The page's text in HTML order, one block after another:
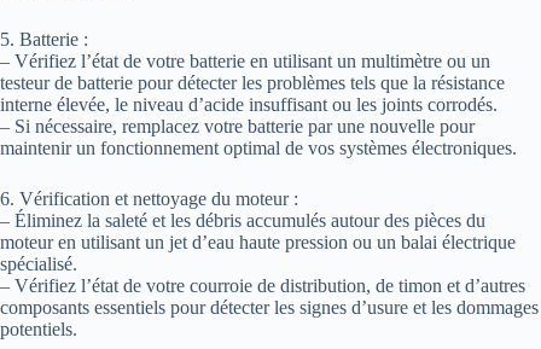
5. Batterie :
– Vérifiez l’état de votre batterie en utilisant un multimètre ou un
testeur de batterie pour détecter les problèmes tels que la résistance
interne élevée, le niveau d’acide insuffisant ou les joints corrodés.
– Si nécessaire, remplacez votre batterie par une nouvelle pour
maintenir un fonctionnement optimal de vos systèmes électroniques.
6. Vérification et nettoyage du moteur :
– Éliminez la saleté et les débris accumulés autour des pièces du
moteur en utilisant un jet d’eau haute pression ou un balai électrique
spécialisé.
– Vérifiez l’état de votre courroie de distribution, de timon et d’autres
composants essentiels pour détecter les signes d’usure et les dommages
potentiels.